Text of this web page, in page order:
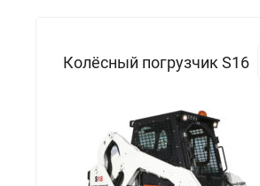
Колёсный погрузчик S16